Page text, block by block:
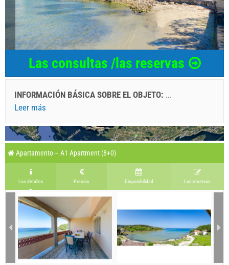
Las consultas /las reservas
INFORMACIÓN BÁSICA SOBRE EL OBJETO: ...
Leer más
Apartamento – A1 Apartment (8+0)
Los detalles Precios Disponibilidad Las reservas